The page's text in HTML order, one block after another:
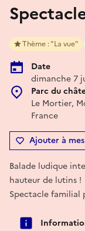
Thème : "La vue"
Date
dimanche 7
Parc du
Le Mortier,
France
Ajouter à
Balade ludique
hauteur de lutins !
Spectacle familial